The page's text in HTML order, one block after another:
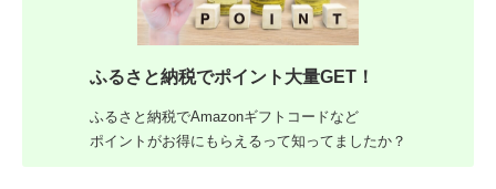
ふるさと納税でポイント大量GET！
ふるさと納税でAmazonギフトコードなど
ポイントがお得にもらえるって知ってましたか？